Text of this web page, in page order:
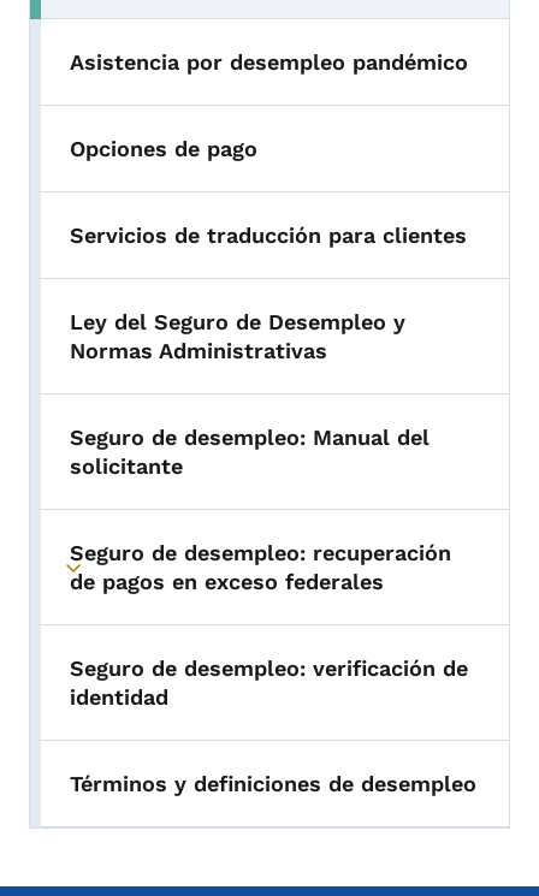
Asistencia por desempleo pandémico
Opciones de pago
Servicios de traducción para clientes
Ley del Seguro de Desempleo y
Normas Administrativas
Seguro de desempleo: Manual del
solicitante
Toggle submenu
Seguro de desempleo: recuperación
de pagos en exceso federales
Seguro de desempleo: verificación de
identidad
Términos y definiciones de desempleo